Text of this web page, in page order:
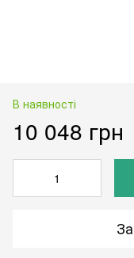
В наявності
10 048 грн